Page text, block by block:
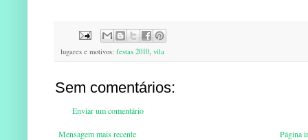
lugares e motivos: festas 2010 vila
Sem comentários:
Enviar um comentário
Mensagem mais recente
Página